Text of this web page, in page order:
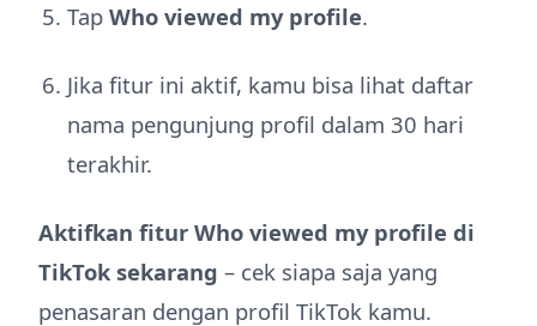
Tap Who viewed my profile.
Jika fitur ini aktif, kamu bisa lihat daftar
nama pengunjung profil dalam 30 hari
terakhir.
Aktifkan fitur Who viewed my profile di
TikTok sekarang – cek siapa saja yang
penasaran dengan profil TikTok kamu.